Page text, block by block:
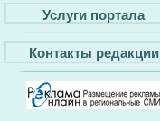
Услуги портала
Контакты редакции